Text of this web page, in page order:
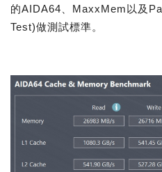
的AIDA64、MaxxMem以及
Test)做測試標準。